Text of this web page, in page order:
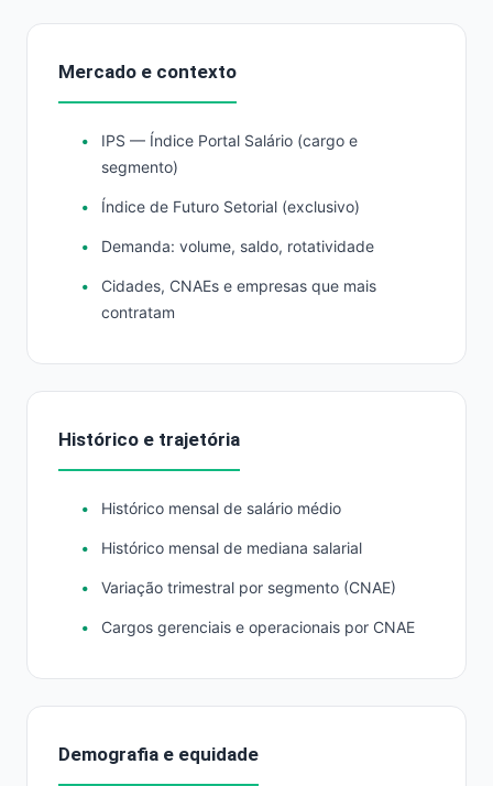
Mercado e contexto
IPS — Índice Portal Salário (cargo e
segmento)
Índice de Futuro Setorial (exclusivo)
Demanda: volume, saldo, rotatividade
Cidades, CNAEs e empresas que mais
contratam
Histórico e trajetória
Histórico mensal de salário médio
Histórico mensal de mediana salarial
Variação trimestral por segmento (CNAE)
Cargos gerenciais e operacionais por CNAE
Demografia e equidade